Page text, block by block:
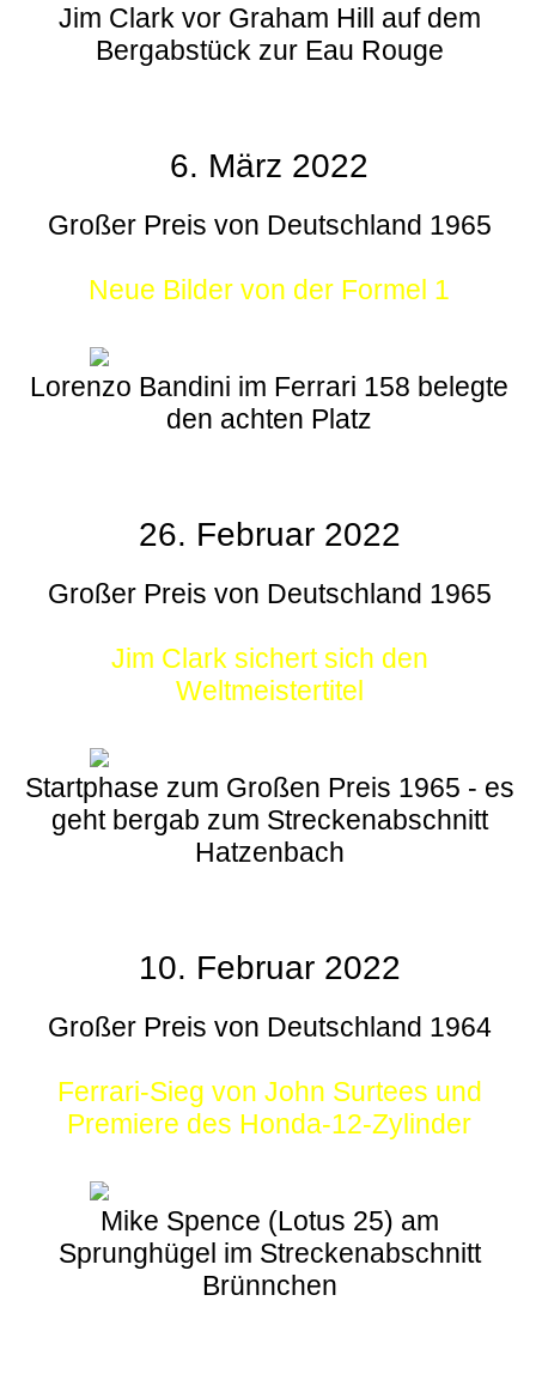
Jim Clark vor Graham Hill auf dem
Bergabstück zur Eau Rouge
6. März 2022
Großer Preis von Deutschland 1965
Neue Bilder von der Formel 1
Lorenzo Bandini im Ferrari 158 belegte
den achten Platz
26. Februar 2022
Großer Preis von Deutschland 1965
Jim Clark sichert sich den
Weltmeistertitel
Startphase zum Großen Preis 1965 - es
geht bergab zum Streckenabschnitt
Hatzenbach
10. Februar 2022
Großer Preis von Deutschland 1964
Ferrari-Sieg von John Surtees und
Premiere des Honda-12-Zylinder
Mike Spence (Lotus 25) am
Sprunghügel im Streckenabschnitt
Brünnchen